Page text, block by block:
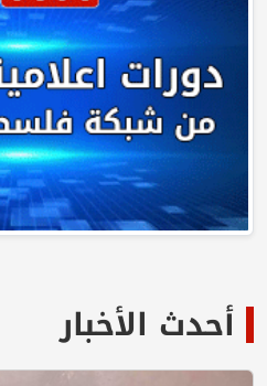
أحدث الأخبار